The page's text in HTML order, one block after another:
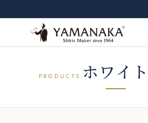
PRODUCTS ホワイト